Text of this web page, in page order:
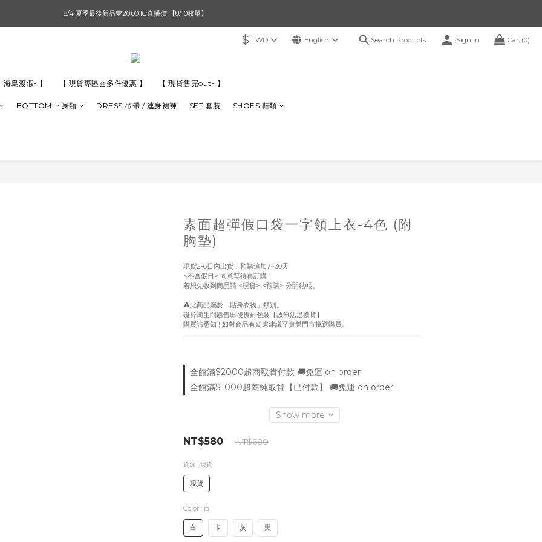
單筆滿$1000【先付款】 / 滿$2000【超取付款】 🚚免運費
8/4 夏季最後新品💙20:00 IG直播價 【8/10收單】
$ TWD English Search Products Sign In Cart(0)
海島渡假- 】 【 現貨專區🧺多件優惠 】 【 現貨售完out- 】
BOTTOM 下身類 DRESS 吊帶 / 連身裙褲 SET 套裝 SHOES 鞋類
素面超彈假口袋一字領上衣-4色 (附
胸墊)
現貨2-6日內出貨．預購追加7~30天
<不含假日> 同意等待再訂購！
若想先收到商品請 <現貨> <預購> 分開結帳。
⚠️此商品屬於「貼身衣物」類別。
礙於衛生問題售出後拆封包裝【故無法退換貨】
購買請悉知 ! 如對商品有疑慮建議至實體門市挑選購買。
全館滿$2000超商取貨付款 🚚免運 on order
全館滿$1000超商純取貨【已付款】 🚚免運 on order
Show more
NT$580 NT$680
貨況 : 現貨
現貨
Color : 白
白 卡 灰 黑